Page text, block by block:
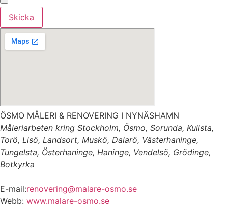
Skicka
ÖSMO MÅLERI & RENOVERING I NYNÄSHAMN
Måleriarbeten kring Stockholm, Ösmo, Sorunda, Kullsta,
Torö, Lisö, Landsort, Muskö, Dalarö, Västerhaninge,
Tungelsta, Österhaninge, Haninge, Vendelsö, Grödinge,
Botkyrka
E-mail:renovering@malare-osmo.se
Webb: www.malare-osmo.se